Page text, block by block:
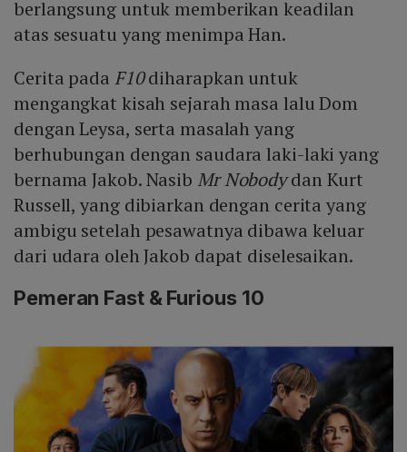
berlangsung untuk memberikan keadilan
atas sesuatu yang menimpa Han.
Cerita pada F10diharapkan untuk
mengangkat kisah sejarah masa lalu Dom
dengan Leysa, serta masalah yang
berhubungan dengan saudara laki-laki yang
bernama Jakob. Nasib Mr Nobodydan Kurt
Russell, yang dibiarkan dengan cerita yang
ambigu setelah pesawatnya dibawa keluar
dari udara oleh Jakob dapat diselesaikan.
Pemeran Fast & Furious 10